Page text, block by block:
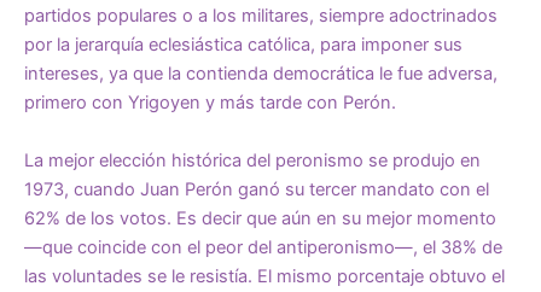
partidos populares o a los militares, siempre adoctrinados
por la jerarquía eclesiástica católica, para imponer sus
intereses, ya que la contienda democrática le fue adversa,
primero con Yrigoyen y más tarde con Perón.
La mejor elección histórica del peronismo se produjo en
1973, cuando Juan Perón ganó su tercer mandato con el
62% de los votos. Es decir que aún en su mejor momento
—que coincide con el peor del antiperonismo—, el 38% de
las voluntades se le resistía. El mismo porcentaje obtuvo el